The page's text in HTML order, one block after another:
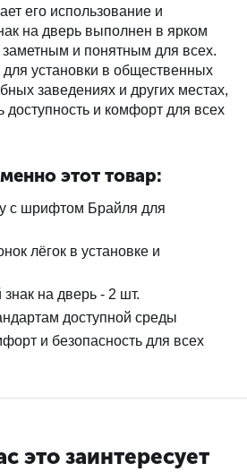
его использование и
на дверь выполнен в ярком
заметным и понятным для всех.
установки в общественных
заведениях и других местах,
доступность и комфорт для всех
этот товар:
с шрифтом Брайля для
лёгок в установке и
на дверь - 2 шт.
доступной среды
и безопасность для всех
это заинтересует